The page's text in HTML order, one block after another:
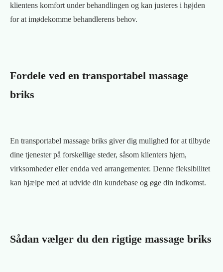
klientens komfort under behandlingen og kan justeres i højden
for at imødekomme behandlerens behov.
Fordele ved en transportabel massage
briks
En transportabel massage briks giver dig mulighed for at tilbyde
dine tjenester på forskellige steder, såsom klienters hjem,
virksomheder eller endda ved arrangementer. Denne fleksibilitet
kan hjælpe med at udvide din kundebase og øge din indkomst.
Sådan vælger du den rigtige massage briks